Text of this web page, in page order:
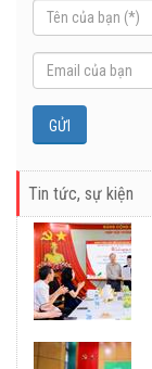
Tin tức, sự kiện